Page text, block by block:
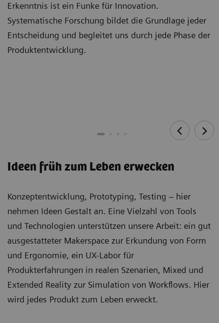
Erkenntnis ist ein Funke für Innovation.
Systematische Forschung bildet die Grundlage jeder
Entscheidung und begleitet uns durch jede Phase der
Produktentwicklung.
Ideen früh zum Leben erwecken
Konzeptentwicklung, Prototyping, Testing – hier
nehmen Ideen Gestalt an. Eine Vielzahl von Tools
und Technologien unterstützen unsere Arbeit: ein gut
ausgestatteter Makerspace zur Erkundung von Form
und Ergonomie, ein UX-Labor für
Produkterfahrungen in realen Szenarien, Mixed und
Extended Reality zur Simulation von Workflows. Hier
wird jedes Produkt zum Leben erweckt.